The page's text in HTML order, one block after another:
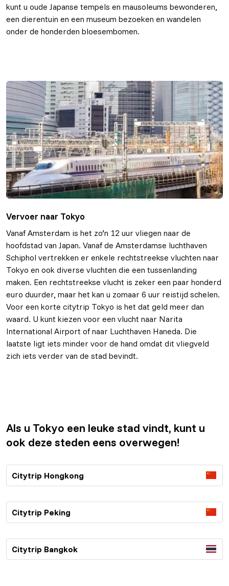
kunt u oude Japanse tempels en mausoleums bewonderen,
een dierentuin en een museum bezoeken en wandelen
onder de honderden bloesembomen.
Vervoer naar Tokyo
Vanaf Amsterdam is het zo’n 12 uur vliegen naar de
hoofdstad van Japan. Vanaf de Amsterdamse luchthaven
Schiphol vertrekken er enkele rechtstreekse vluchten naar
Tokyo en ook diverse vluchten die een tussenlanding
maken. Een rechtstreekse vlucht is zeker een paar honderd
euro duurder, maar het kan u zomaar 6 uur reistijd schelen.
Voor een korte citytrip Tokyo is het dat geld meer dan
waard. U kunt kiezen voor een vlucht naar Narita
International Airport of naar Luchthaven Haneda. Die
laatste ligt iets minder voor de hand omdat dit vliegveld
zich iets verder van de stad bevindt.
Als u Tokyo een leuke stad vindt, kunt u
ook deze steden eens overwegen!
Citytrip Hongkong
Citytrip Peking
Citytrip Bangkok